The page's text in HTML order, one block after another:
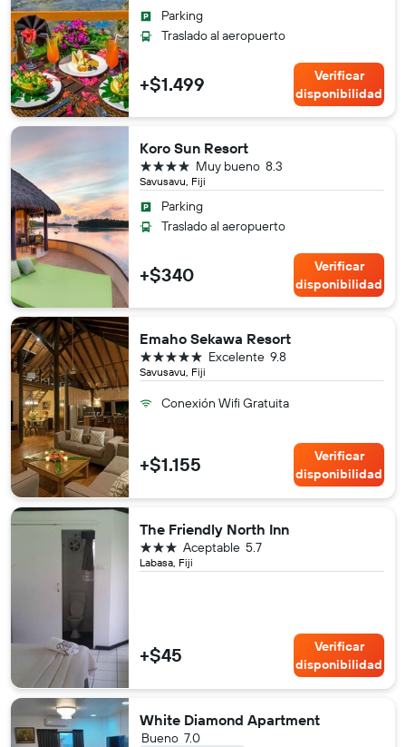
Parking
Traslado al aeropuerto
+$1.499
Verificar
disponibilidad
Koro Sun Resort
Savusavu, Fiji
8.3
Muy bueno
4 estrellas
Parking
Traslado al aeropuerto
+$340
Verificar
disponibilidad
Emaho Sekawa Resort
Savusavu, Fiji
9.8
Excelente
5 estrellas
Conexión Wifi Gratuita
+$1.155
Verificar
disponibilidad
The Friendly North Inn
Labasa, Fiji
5.7
Aceptable
3 estrellas
+$45
Verificar
disponibilidad
White Diamond Apartment
7.0
Bueno